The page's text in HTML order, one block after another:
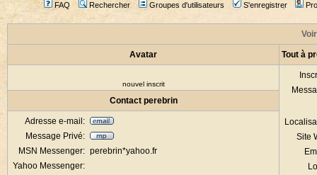
FAQ Rechercher Groupes d'utilisateurs S'enregistrer
Avatar Tout à
nouvel inscrit
Site
Contact perebrin
Adresse e-mail:
Message Privé:
MSN Messenger: perebrin*yahoo.fr
Yahoo Messenger: